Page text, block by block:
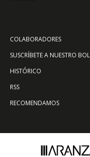
COLABORADORES
SUSCRÍBETE A NUESTRO
HISTÓRICO
RSS
RECOMENDAMOS